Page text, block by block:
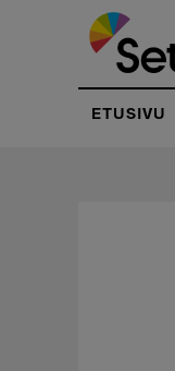
pääsisältöön
ensisijaiseen
ETUSIVU